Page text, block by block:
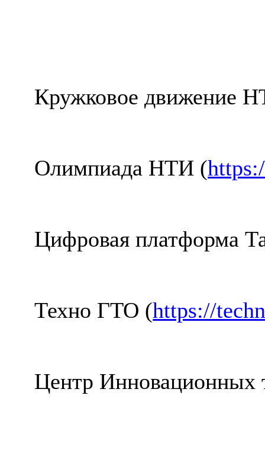
Кружковое движение
Олимпиада НТИ (
Цифровая платформа
Техно ГТО (https://
Центр Инновационных